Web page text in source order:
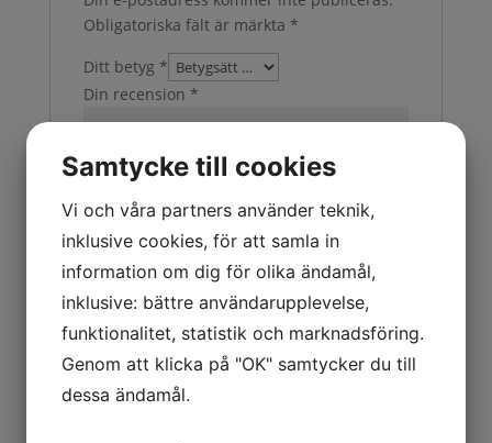
Obligatoriska fält är märkta *
Ditt betyg *
Din recension *
Namn*
Samtycke till cookies
Vi och våra partners använder teknik,
inklusive cookies, för att samla in
information om dig för olika ändamål,
inklusive: bättre användarupplevelse,
funktionalitet, statistik och marknadsföring.
Genom att klicka på "OK" samtycker du till
dessa ändamål.